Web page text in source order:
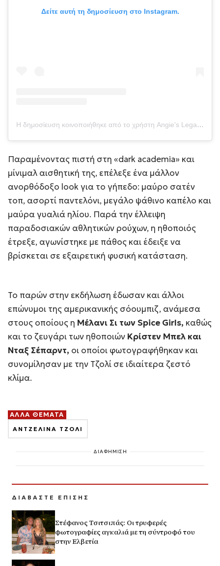
Δείτε αυτή τη δημοσίευση στο Instagram.
Η δημοσίευση κοινοποιήθηκε από το χρήστη Angie's Legacy (@thejoliethoughts)
Παραμένοντας πιστή στη «dark academia» και
μίνιμαλ αισθητική της, επέλεξε ένα μάλλον
ανορθόδοξο look για το γήπεδο: μαύρο σατέν
τοπ, ασορτί παντελόνι, μεγάλο ψάθινο καπέλο και
μαύρα γυαλιά ηλίου. Παρά την έλλειψη
παραδοσιακών αθλητικών ρούχων, η ηθοποιός
έτρεξε, αγωνίστηκε με πάθος και έδειξε να
βρίσκεται σε εξαιρετική φυσική κατάσταση.
Το παρών στην εκδήλωση έδωσαν και άλλοι
επώνυμοι της αμερικανικής σόουμπιζ, ανάμεσα
στους οποίους η Μέλανι Σι των Spice Girls, καθώς
και το ζευγάρι των ηθοποιών Κρίστεν Μπελ και
Νταξ Σέπαρντ, οι οποίοι φωτογραφήθηκαν και
συνομίλησαν με την Τζολί σε ιδιαίτερα ζεστό
κλίμα.
ΑΛΛΑ ΘΕΜΑΤΑ
ΑΝΤΖΕΛΙΝΑ ΤΖΟΛΙ
ΔΙΑΦΗΜΙΣΗ
ΔΙΑΒΑΣΤΕ ΕΠΙΣΗΣ
Στέφανος Τσιτσιπάς: Οι τρυφερές
φωτογραφίες αγκαλιά με τη σύντροφό του
στην Ελβετία